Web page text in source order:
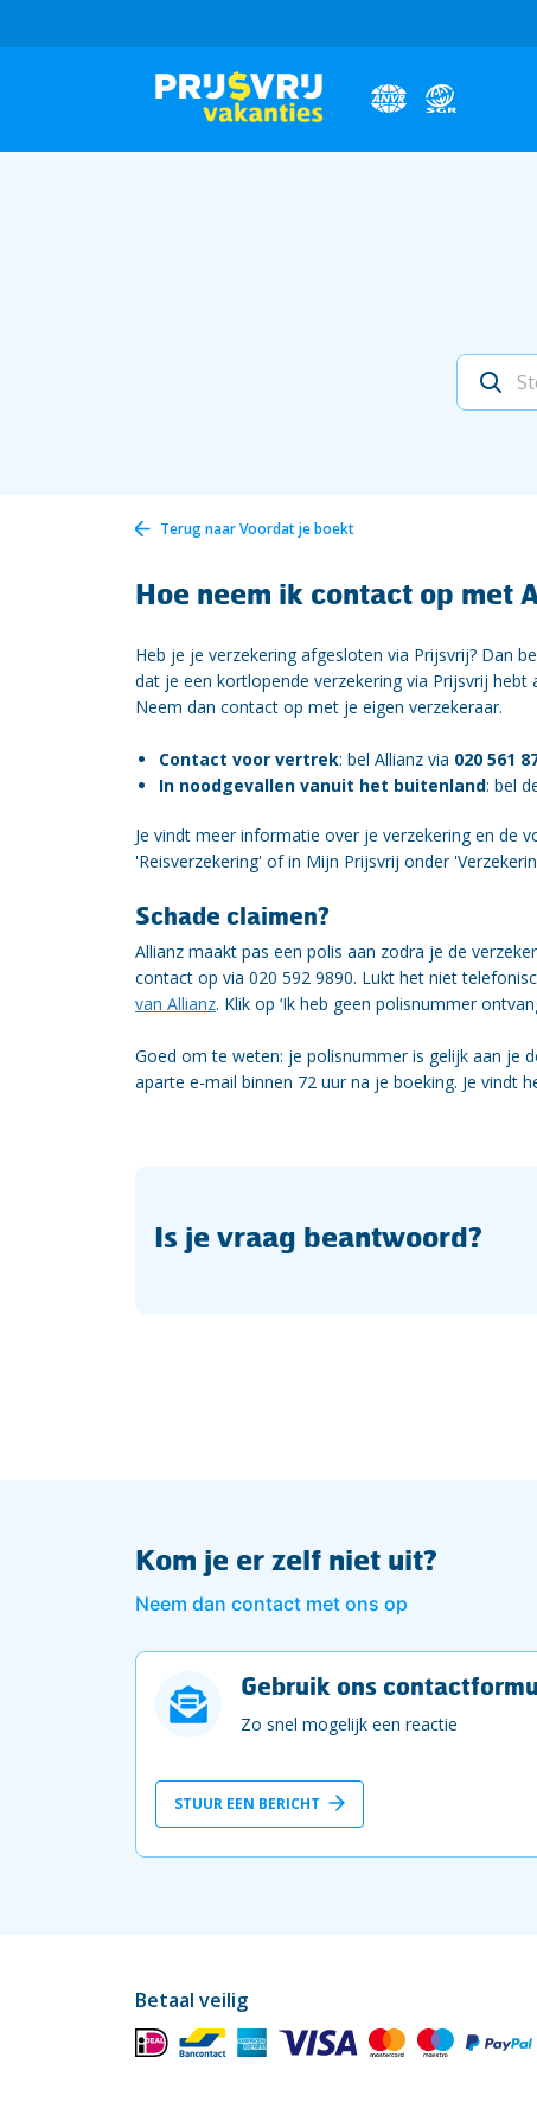
Terug naarVoordat je boekt
Hoe neem ik contact op met
Heb je je verzekering afgesloten via Prijsvrij? Dan
dat je een kortlopende verzekering via Prijsvrij
Neem dan contact op met je eigen verzekeraar.
Contact voor vertrek: bel Allianz via 020 561
In noodgevallen vanuit het buitenland: bel
Je vindt meer informatie over je verzekering en de
'Reisverzekering' of in Mijn Prijsvrij onder
Schade claimen?
Allianz maakt pas een polis aan zodra je de
contact op via 020 592 9890. Lukt het niet
van Allianz. Klik op ‘Ik heb geen polisnummer
Goed om te weten: je polisnummer is gelijk aan je
aparte e-mail binnen 72 uur na je boeking. Je vindt
Is je vraag beantwoord?
Kom je er zelf niet uit?
Neem dan contact met ons op
Gebruik ons
Zo snel mogelijk een reactie
STUUR EEN BERICHT
Betaal veilig